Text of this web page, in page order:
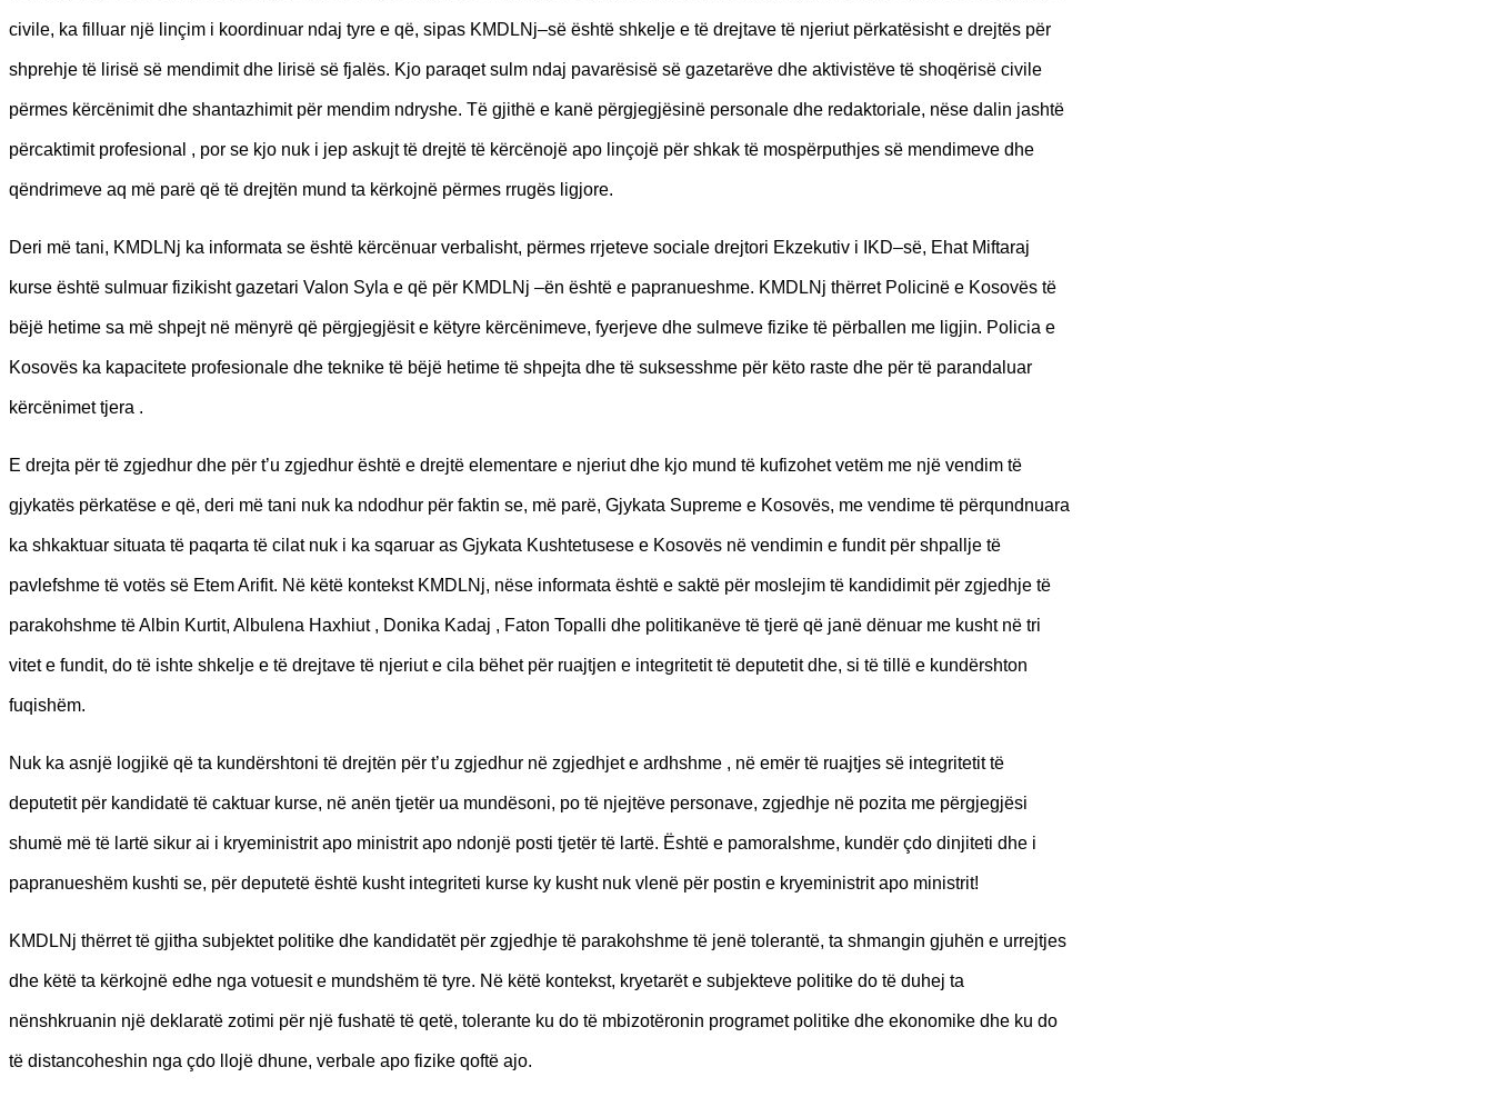
civile, ka filluar një linçim i koordinuar ndaj tyre e që, sipas KMDLNj–së është shkelje e të drejtave të njeriut përkatësisht e drejtës për
shprehje të lirisë së mendimit dhe lirisë së fjalës. Kjo paraqet sulm ndaj pavarësisë së gazetarëve dhe aktivistëve të shoqërisë civile
përmes kërcënimit dhe shantazhimit për mendim ndryshe. Të gjithë e kanë përgjegjësinë personale dhe redaktoriale, nëse dalin jashtë
përcaktimit profesional , por se kjo nuk i jep askujt të drejtë të kërcënojë apo linçojë për shkak të mospërputhjes së mendimeve dhe
qëndrimeve aq më parë që të drejtën mund ta kërkojnë përmes rrugës ligjore.
Deri më tani, KMDLNj ka informata se është kërcënuar verbalisht, përmes rrjeteve sociale drejtori Ekzekutiv i IKD–së, Ehat Miftaraj
kurse është sulmuar fizikisht gazetari Valon Syla e që për KMDLNj –ën është e papranueshme. KMDLNj thërret Policinë e Kosovës të
bëjë hetime sa më shpejt në mënyrë që përgjegjësit e këtyre kërcënimeve, fyerjeve dhe sulmeve fizike të përballen me ligjin. Policia e
Kosovës ka kapacitete profesionale dhe teknike të bëjë hetime të shpejta dhe të suksesshme për këto raste dhe për të parandaluar
kërcënimet tjera .
E drejta për të zgjedhur dhe për t’u zgjedhur është e drejtë elementare e njeriut dhe kjo mund të kufizohet vetëm me një vendim të
gjykatës përkatëse e që, deri më tani nuk ka ndodhur për faktin se, më parë, Gjykata Supreme e Kosovës, me vendime të përqundnuara
ka shkaktuar situata të paqarta të cilat nuk i ka sqaruar as Gjykata Kushtetusese e Kosovës në vendimin e fundit për shpallje të
pavlefshme të votës së Etem Arifit. Në këtë kontekst KMDLNj, nëse informata është e saktë për moslejim të kandidimit për zgjedhje të
parakohshme të Albin Kurtit, Albulena Haxhiut , Donika Kadaj , Faton Topalli dhe politikanëve të tjerë që janë dënuar me kusht në tri
vitet e fundit, do të ishte shkelje e të drejtave të njeriut e cila bëhet për ruajtjen e integritetit të deputetit dhe, si të tillë e kundërshton
fuqishëm.
Nuk ka asnjë logjikë që ta kundërshtoni të drejtën për t’u zgjedhur në zgjedhjet e ardhshme , në emër të ruajtjes së integritetit të
deputetit për kandidatë të caktuar kurse, në anën tjetër ua mundësoni, po të njejtëve personave, zgjedhje në pozita me përgjegjësi
shumë më të lartë sikur ai i kryeministrit apo ministrit apo ndonjë posti tjetër të lartë. Është e pamoralshme, kundër çdo dinjiteti dhe i
papranueshëm kushti se, për deputetë është kusht integriteti kurse ky kusht nuk vlenë për postin e kryeministrit apo ministrit!
KMDLNj thërret të gjitha subjektet politike dhe kandidatët për zgjedhje të parakohshme të jenë tolerantë, ta shmangin gjuhën e urrejtjes
dhe këtë ta kërkojnë edhe nga votuesit e mundshëm të tyre. Në këtë kontekst, kryetarët e subjekteve politike do të duhej ta
nënshkruanin një deklaratë zotimi për një fushatë të qetë, tolerante ku do të mbizotëronin programet politike dhe ekonomike dhe ku do
të distancoheshin nga çdo llojë dhune, verbale apo fizike qoftë ajo.